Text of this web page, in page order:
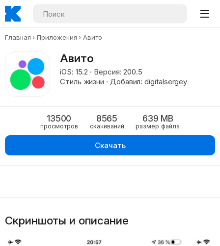
Главная Приложения Авито
Авито
iOS: 15.2 · Версия: 200.5
Стиль жизни · Добавил: digitalsergey
13500
просмотров
8565
скачиваний
639 MB
размер файла
Скачать
Скриншоты и описание